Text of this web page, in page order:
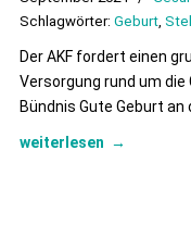
Schlagwörter: Geburt,
Der AKF fordert einen
Versorgung rund um
Bündnis Gute Geburt
weiterlesen →